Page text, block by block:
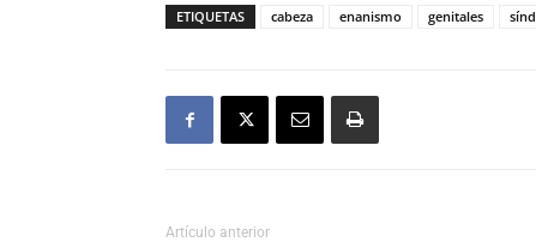
ETIQUETAS cabeza enanismo genitales
Artículo anterior